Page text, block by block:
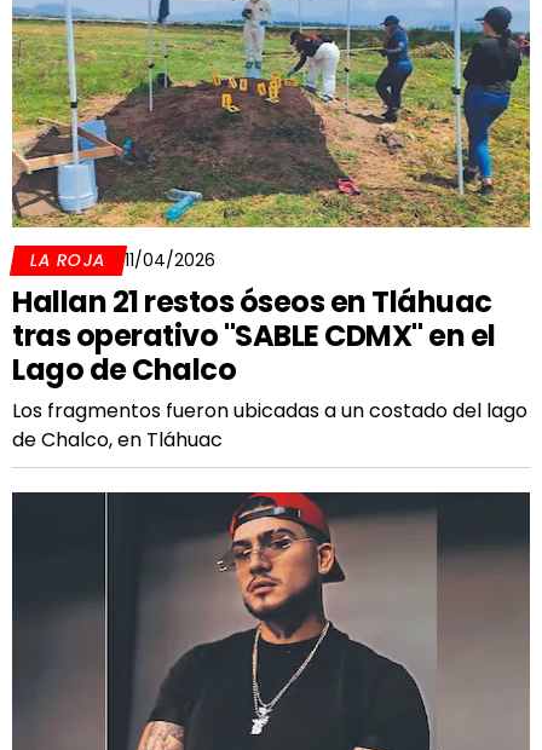
LA ROJA 11/04/2026
Hallan 21 restos óseos en Tláhuac
tras operativo "SABLE CDMX" en el
Lago de Chalco
Los fragmentos fueron ubicadas a un costado del lago
de Chalco, en Tláhuac